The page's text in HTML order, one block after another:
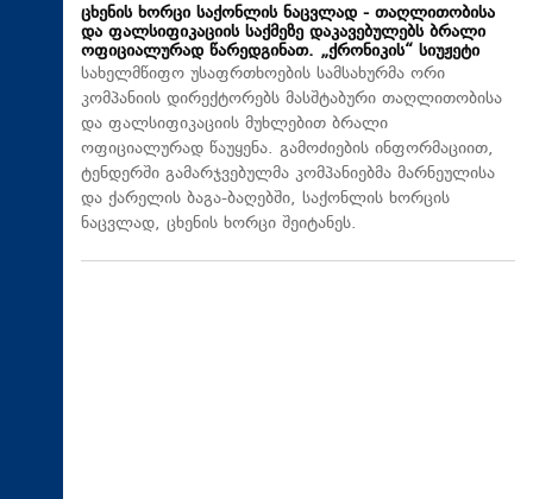
ცხენის ხორცი საქონლის ნაცვლად - თაღლითობისა
და ფალსიფიკაციის საქმეზე დაკავებულებს ბრალი
ოფიციალურად წარედგინათ. „ქრონიკის“ სიუჟეტი
სახელმწიფო უსაფრთხოების სამსახურმა ორი
კომპანიის დირექტორებს მასშტაბური თაღლითობისა
და ფალსიფიკაციის მუხლებით ბრალი
ოფიციალურად წაუყენა. გამოძიების ინფორმაციით,
ტენდერში გამარჯვებულმა კომპანიებმა მარნეულისა
და ქარელის ბაგა-ბაღებში, საქონლის ხორცის
ნაცვლად, ცხენის ხორცი შეიტანეს.